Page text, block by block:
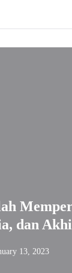
dan
13, 2023